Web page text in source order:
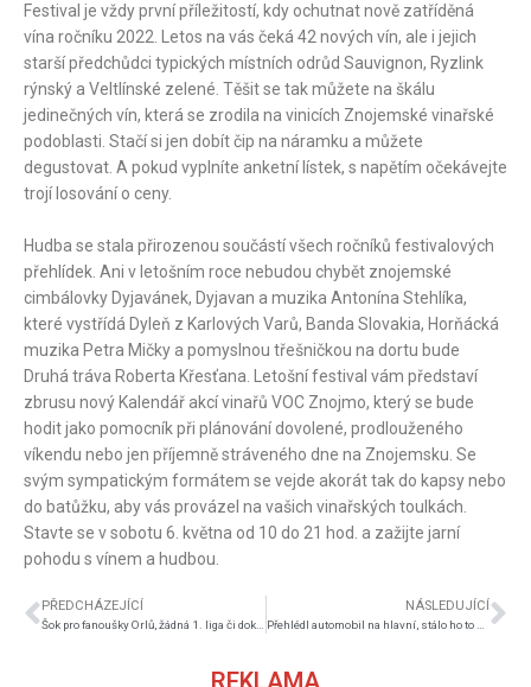
Festival je vždy první příležitostí, kdy ochutnat nově zatříděná
vína ročníku 2022. Letos na vás čeká 42 nových vín, ale i jejich
starší předchůdci typických místních odrůd Sauvignon, Ryzlink
rýnský a Veltlínské zelené. Těšit se tak můžete na škálu
jedinečných vín, která se zrodila na vinicích Znojemské vinařské
podoblasti. Stačí si jen dobít čip na náramku a můžete
degustovat. A pokud vyplníte anketní lístek, s napětím očekávejte
trojí losování o ceny.
Hudba se stala přirozenou součástí všech ročníků festivalových
přehlídek. Ani v letošním roce nebudou chybět znojemské
cimbálovky Dyjavánek, Dyjavan a muzika Antonína Stehlíka,
které vystřídá Dyleň z Karlových Varů, Banda Slovakia, Horňácká
muzika Petra Mičky a pomyslnou třešničkou na dortu bude
Druhá tráva Roberta Křesťana. Letošní festival vám představí
zbrusu nový Kalendář akcí vinařů VOC Znojmo, který se bude
hodit jako pomocník při plánování dovolené, prodlouženého
víkendu nebo jen příjemně stráveného dne na Znojemsku. Se
svým sympatickým formátem se vejde akorát tak do kapsy nebo
do batůžku, aby vás provázel na vašich vinařských toulkách.
Stavte se v sobotu 6. května od 10 do 21 hod. a zažijte jarní
pohodu s vínem a hudbou.
PŘEDCHÁZEJÍCÍ NÁSLEDUJÍCÍ
REKLAMA